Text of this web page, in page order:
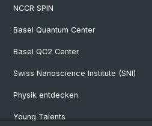
NCCR SPIN
Basel Quantum Center
Basel QC2 Center
Swiss Nanoscience Institute (SNI)
Physik entdecken
Young Talents